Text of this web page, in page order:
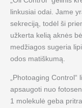
linkusiai odai. Jame
sekreciją, todėl ši
užkerta kelią aknės
medžiagos sugeria
odos matiškumą.
„Photoaging Control“
apsaugoti nuo
1 molekulė geba